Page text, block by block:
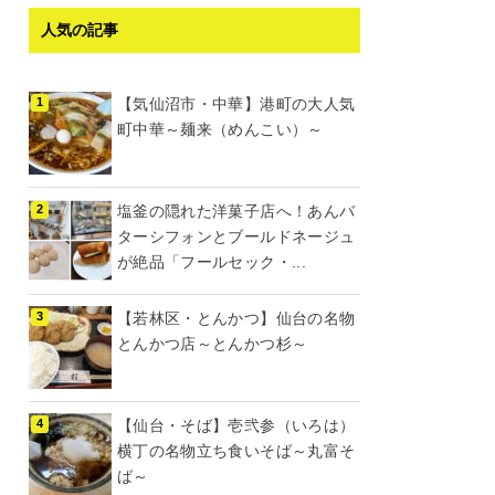
人気の記事
【気仙沼市・中華】港町の大人気
町中華～麺来（めんこい）～
塩釜の隠れた洋菓子店へ！あんバ
ターシフォンとブールドネージュ
が絶品「フールセック・...
【若林区・とんかつ】仙台の名物
とんかつ店～とんかつ杉～
【仙台・そば】壱弐参（いろは）
横丁の名物立ち食いそば～丸富そ
ば～